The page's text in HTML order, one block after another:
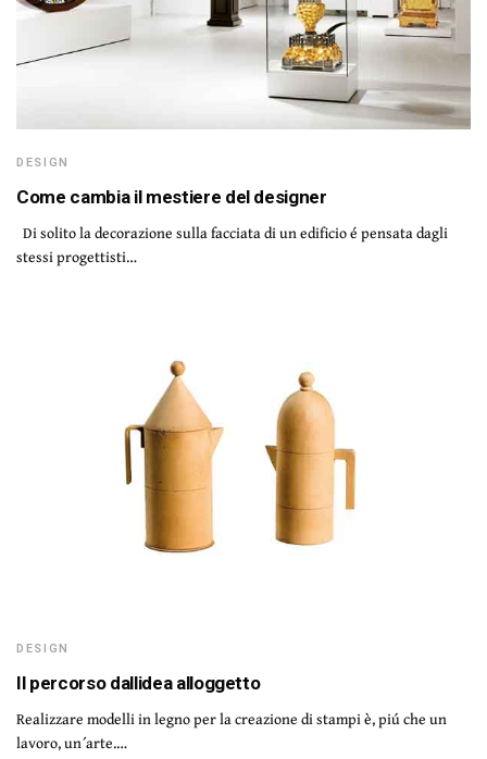
DESIGN
Come cambia il mestiere del designer
Di solito la decorazione sulla facciata di un edificio é pensata dagli
stessi progettisti…
DESIGN
Il percorso dallidea alloggetto
Realizzare modelli in legno per la creazione di stampi è, piú che un
lavoro, un´arte.…